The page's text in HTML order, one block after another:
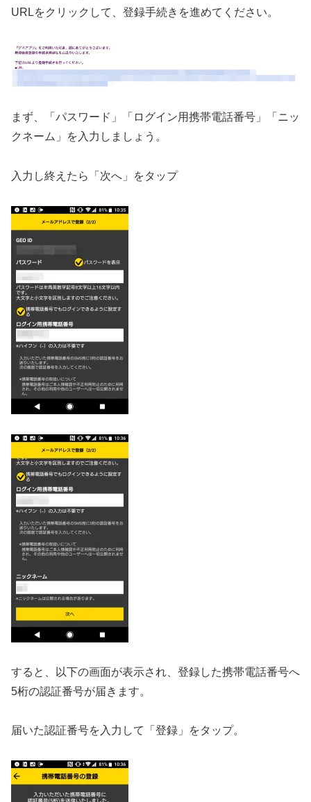
URLをクリックして、登録手続きを進めてください。
まず、「パスワード」「ログイン用携帯電話番号」「ニッ
クネーム」を入力しましょう。
入力し終えたら「次へ」をタップ
すると、以下の画面が表示され、登録した携帯電話番号へ
5桁の認証番号が届きます。
届いた認証番号を入力して「登録」をタップ。